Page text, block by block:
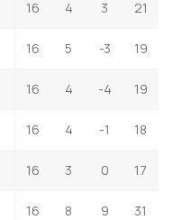
16 4 3 21
16 5 -3 19
16 4 -4 19
16 4 -1 18
16 3 0 17
16 8 9 31